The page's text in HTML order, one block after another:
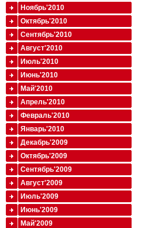
Ноябрь'2010
Октябрь'2010
Сентябрь'2010
Август'2010
Июль'2010
Июнь'2010
Май'2010
Апрель'2010
Февраль'2010
Январь'2010
Декабрь'2009
Октябрь'2009
Сентябрь'2009
Август'2009
Июль'2009
Июнь'2009
Май'2009